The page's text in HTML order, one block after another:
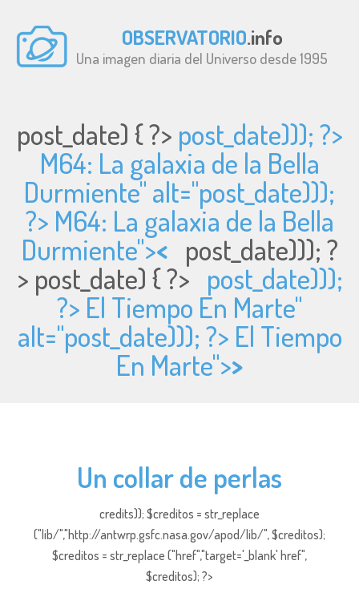
OBSERVATORIO.info
Una imagen diaria del Universo desde 1995
post_date) { ?> post_date))); ?>
M64: La galaxia de la Bella
Durmiente" alt="post_date)));
?> M64: La galaxia de la Bella
Durmiente">< post_date))); ?
> post_date) { ?> post_date)));
?> El Tiempo En Marte"
alt="post_date))); ?> El Tiempo
En Marte">>
Un collar de perlas
credits)); $creditos = str_replace
("lib/","http://antwrp.gsfc.nasa.gov/apod/lib/", $creditos);
$creditos = str_replace ("href","target='_blank' href",
$creditos); ?>